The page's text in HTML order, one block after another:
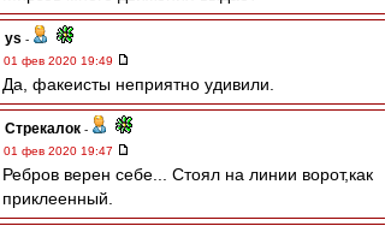
ys -
01 фев 2020 19:49
Да, факеисты неприятно удивили.
Стрекалок -
01 фев 2020 19:47
Ребров верен себе... Стоял на линии ворот,как
приклеенный.